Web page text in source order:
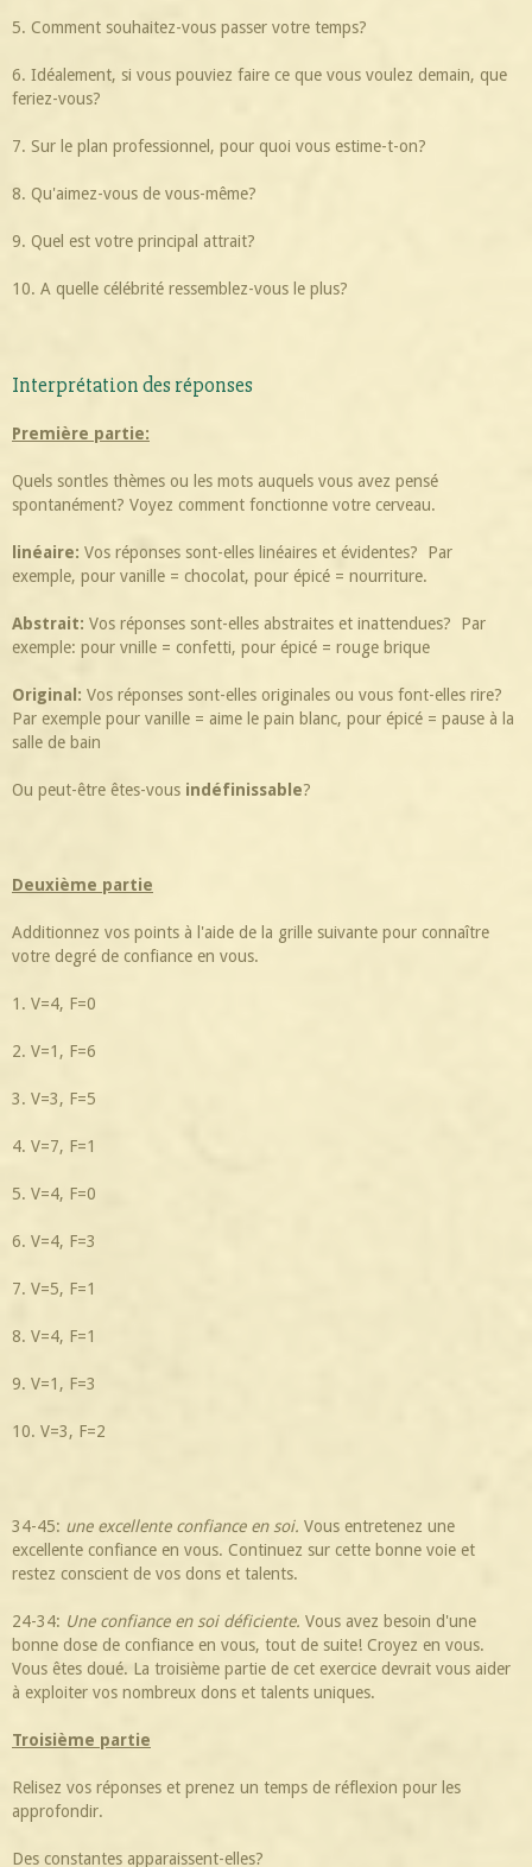
5. Comment souhaitez-vous passer votre temps?
6. Idéalement, si vous pouviez faire ce que vous voulez demain, que
feriez-vous?
7. Sur le plan professionnel, pour quoi vous estime-t-on?
8. Qu'aimez-vous de vous-même?
9. Quel est votre principal attrait?
10. A quelle célébrité ressemblez-vous le plus?
Interprétation des réponses
Première partie:
Quels sontles thèmes ou les mots auquels vous avez pensé
spontanément? Voyez comment fonctionne votre cerveau.
linéaire: Vos réponses sont-elles linéaires et évidentes? Par
exemple, pour vanille = chocolat, pour épicé = nourriture.
Abstrait: Vos réponses sont-elles abstraites et inattendues? Par
exemple: pour vnille = confetti, pour épicé = rouge brique
Original: Vos réponses sont-elles originales ou vous font-elles rire?
Par exemple pour vanille = aime le pain blanc, pour épicé = pause à la
salle de bain
Ou peut-être êtes-vous indéfinissable?
Deuxième partie
Additionnez vos points à l'aide de la grille suivante pour connaître
votre degré de confiance en vous.
1. V=4, F=0
2. V=1, F=6
3. V=3, F=5
4. V=7, F=1
5. V=4, F=0
6. V=4, F=3
7. V=5, F=1
8. V=4, F=1
9. V=1, F=3
10. V=3, F=2
34-45: une excellente confiance en soi. Vous entretenez une
excellente confiance en vous. Continuez sur cette bonne voie et
restez conscient de vos dons et talents.
24-34: Une confiance en soi déficiente. Vous avez besoin d'une
bonne dose de confiance en vous, tout de suite! Croyez en vous.
Vous êtes doué. La troisième partie de cet exercice devrait vous aider
à exploiter vos nombreux dons et talents uniques.
Troisième partie
Relisez vos réponses et prenez un temps de réflexion pour les
approfondir.
Des constantes apparaissent-elles?